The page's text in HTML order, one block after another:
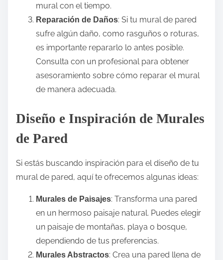
mural con el tiempo.
Reparación de Daños: Si tu mural de pared
sufre algún daño, como rasguños o roturas,
es importante repararlo lo antes posible.
Consulta con un profesional para obtener
asesoramiento sobre cómo reparar el mural
de manera adecuada.
Diseño e Inspiración de Murales
de Pared
Si estás buscando inspiración para el diseño de tu
mural de pared, aquí te ofrecemos algunas ideas:
Murales de Paisajes: Transforma una pared
en un hermoso paisaje natural. Puedes elegir
un paisaje de montañas, playa o bosque,
dependiendo de tus preferencias.
Murales Abstractos: Crea una pared llena de